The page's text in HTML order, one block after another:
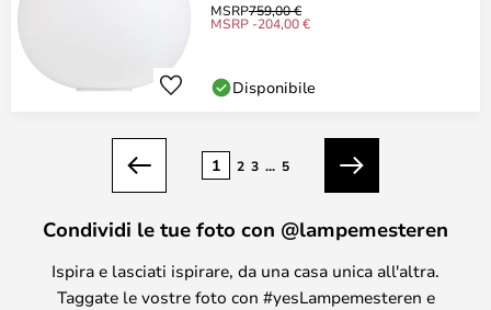
MSRP759,00 €
MSRP -204,00 €
Disponibile
Precedente
1 2 3 ... 5
Prossimo
Condividi le tue foto con @lampemesteren
Ispira e lasciati ispirare, da una casa unica all'altra.
Taggate le vostre foto con #yesLampemesteren e